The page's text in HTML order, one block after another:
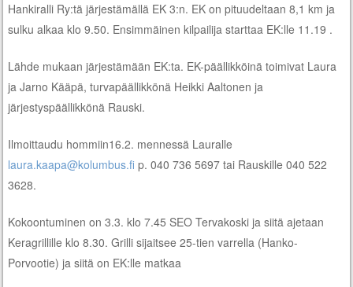
Hankiralli Ry:tä järjestämällä EK 3:n. EK on pituudeltaan 8,1 km ja
sulku alkaa klo 9.50. Ensimmäinen kilpailija starttaa EK:lle 11.19 .
Lähde mukaan järjestämään EK:ta. EK-päällikköinä toimivat Laura
ja Jarno Kääpä, turvapäällikkönä Heikki Aaltonen ja
järjestyspäällikkönä Rauski.
Ilmoittaudu hommiin16.2. mennessä Lauralle
laura.kaapa@kolumbus.fi p. 040 736 5697 tai Rauskille 040 522
3628.
Kokoontuminen on 3.3. klo 7.45 SEO Tervakoski ja siitä ajetaan
Keragrillille klo 8.30. Grilli sijaitsee 25-tien varrella (Hanko-
Porvootie) ja siitä on EK:lle matkaa